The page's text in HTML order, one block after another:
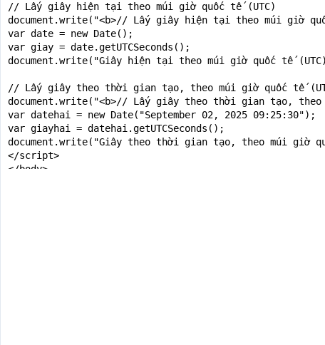
// Lấy giây hiện tại theo múi giờ quốc tế (UTC)
document.write("<b>// Lấy giây hiện tại theo múi giờ
var date = new Date();
var giay = date.getUTCSeconds();
document.write("Giây hiện tại theo múi giờ quốc tế
// Lấy giây theo thời gian tạo, theo múi giờ quốc tế
document.write("<b>// Lấy giây theo thời gian tạo, theo
var datehai = new Date("September 02, 2025 09:25:30");
var giayhai = datehai.getUTCSeconds();
document.write("Giây theo thời gian tạo, theo múi giờ
</script>
</body>